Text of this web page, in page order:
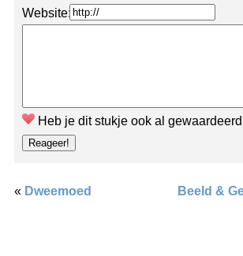
Website:
Heb je dit stukje ook al
« Dweemoed Beeld &